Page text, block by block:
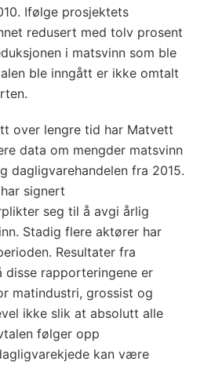
Ifølge prosjektets
redusert med tolv prosent
i matsvinn som ble
ble inngått er ikke omtalt
over lengre tid har Matvett
data om mengder matsvinn
dagligvarehandelen fra 2015.
signert
seg til å avgi årlig
Stadig flere aktører har
Resultater fra
disse rapporteringene er
matindustri, grossist og
ikke slik at absolutt alle
følger opp
kan være